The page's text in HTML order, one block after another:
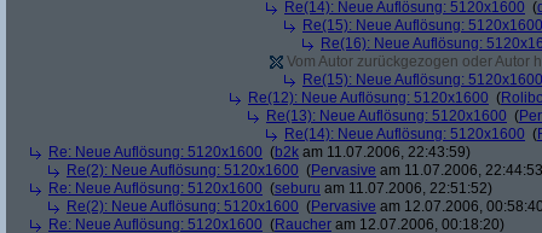
Re(14): Neue Auflösung: 5120x1600 (
Re(15): Neue Auflösung: 5120x1600
Re(16): Neue Auflösung:
Vom Autor zurückgezogen oder Autor
Re(15): Neue Auflösung: 5120x1600
Re(12): Neue Auflösung: 5120x1600 (
Re(13): Neue Auflösung: 5120x1600 (
Re(14): Neue Auflösung: 5120x1600 (
Re: Neue Auflösung: 5120x1600 (b2k am 11.07.2006, 22:43:59)
Re(2): Neue Auflösung: 5120x1600 (Pervasive am 11.07.2006,
Re: Neue Auflösung: 5120x1600 (seburu am 11.07.2006, 22:51:52)
Re(2): Neue Auflösung: 5120x1600 (Pervasive am 12.07.2006,
Re: Neue Auflösung: 5120x1600 (Raucher am 12.07.2006, 00:18:20)